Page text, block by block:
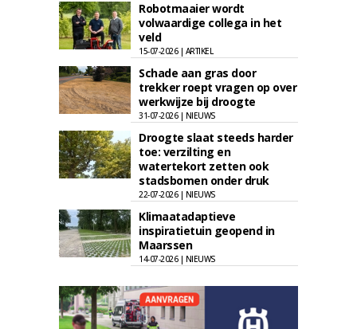
Robotmaaier wordt
volwaardige collega in het
veld
15-07-2026 | ARTIKEL
Schade aan gras door
trekker roept vragen op over
werkwijze bij droogte
31-07-2026 | NIEUWS
Droogte slaat steeds harder
toe: verzilting en
watertekort zetten ook
stadsbomen onder druk
22-07-2026 | NIEUWS
Klimaatadaptieve
inspiratietuin geopend in
Maarssen
14-07-2026 | NIEUWS